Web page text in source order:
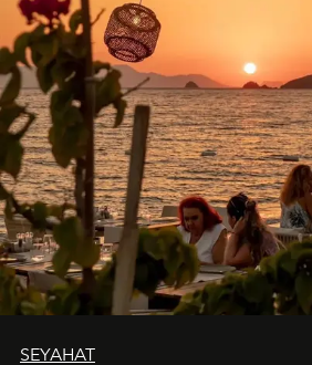
SEYAHAT